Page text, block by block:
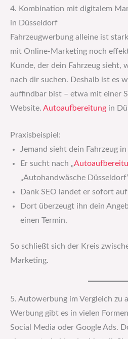
4. Kombination mit digitalem
in Düsseldorf
Fahrzeugwerbung alleine ist
mit Online-Marketing noch
Kunde, der dein Fahrzeug sieht,
nach dir suchen. Deshalb ist es
auffindbar bist – etwa mit einer
Website. Autoaufbereitung in
Praxisbeispiel:
Jemand sieht dein Fahrzeug
Er sucht nach „
„Autohandwäsche
Dank SEO landet er sofort
Dort überzeugt ihn dein
einen Termin.
So schließt sich der Kreis
Marketing.
5. Autowerbung im Vergleich zu
Werbung gibt es in vielen
Social Media oder Google Ads.